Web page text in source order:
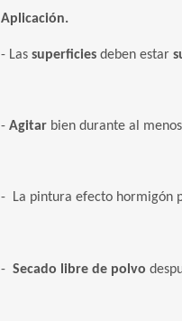
Aplicación.
- Lassuperficies deben estar
-Agitar bien durante al
- La pintura efecto hormigón
-Secado libre de polvo